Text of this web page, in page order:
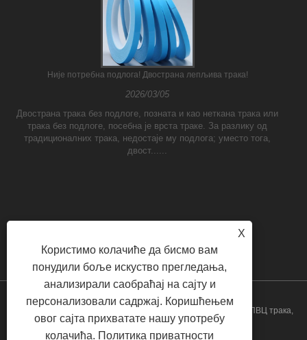
Није потребна подлога! Двострана лепљива трака!
2026/03/05
Двострана трака без подлоге, позната и као неткана трака или
трака без подлоге, посебна је врста траке. За разлику од
традиционалних трака, недостаје му подлога; уместо тога,
двост......
Цопиригхт © 2023 Иилане (Схангхаи) Индустриал ЦО ЛТД - ПВЦ трака,
трака, паковање трака - Сва права задржана
X
Користимо колачиће да бисмо вам
понудили боље искуство прегледања,
анализирали саобраћај на сајту и
персонализовали садржај. Коришћењем
овог сајта прихватате нашу употребу
колачића. Политика приватности